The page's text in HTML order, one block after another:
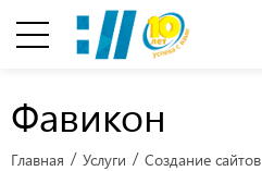
Фавикон
Главная Услуги Создание сайтов